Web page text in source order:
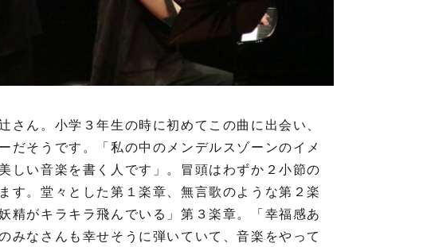
ん。小学３年生の時に初めてこの曲に出会い、
だそうです。「私の中のメンデルスゾーンのイメ
しい音楽を書く人です」。冒頭はわずか２小節の
す。堂々とした第１楽章、無言歌のような第２楽
精がキラキラ飛んでいる」第３楽章。「幸福感あ
みなさんも幸せそうに弾いていて、音楽をやって